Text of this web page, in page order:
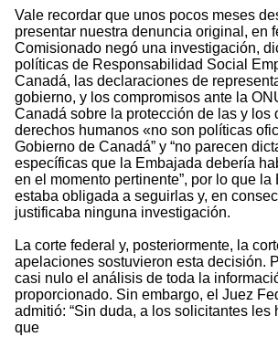
Vale recordar que unos pocos meses
presentar nuestra denuncia original, en
Comisionado negó una investigación,
políticas de Responsabilidad Social
Canadá, las declaraciones de
gobierno, y los compromisos ante la
Canadá sobre la protección de las y los
derechos humanos «no son políticas
Gobierno de Canadá” y “no parecen
específicas que la Embajada debería
en el momento pertinente”, por lo que la
estaba obligada a seguirlas y, en
justificaba ninguna investigación.
La corte federal y, posteriormente, la
apelaciones sostuvieron esta decisión.
casi nulo el análisis de toda la
proporcionado. Sin embargo, el Juez
admitió: “Sin duda, a los solicitantes les
que